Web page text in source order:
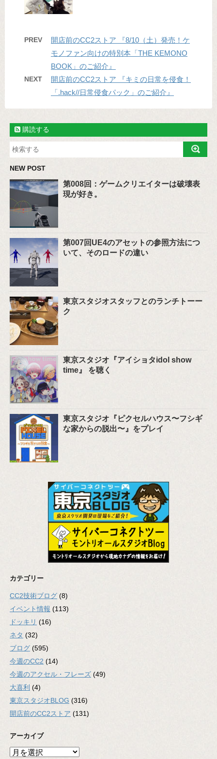
PREV
開店前のCC2ストア 『8/10（土）発売！ケ
モノファン向けの特別本「THE KEMONO
BOOK」のご紹介』
NEXT
開店前のCC2ストア 『キミの日常を侵食！
「.hack//日常侵食パック」のご紹介』
購読する
NEW POST
第008回：ゲームクリエイターは破壊表
現が好き。
第007回UE4のアセットの参照方法につ
いて、そのロードの違い
東京スタジオスタッフとのランチトーー
ク
東京スタジオ『アイショタidol show
time』 を聴く
東京スタジオ『ピクセルハウス〜フシギ
な家からの脱出〜』をプレイ
カテゴリー
CC2技術ブログ (8)
イベント情報 (113)
ドッキリ (16)
ネタ (32)
ブログ (595)
今週のCC2 (14)
今週のアクセル・フレーズ (49)
大喜利 (4)
東京スタジオBLOG (316)
開店前のCC2ストア (131)
アーカイブ
ア